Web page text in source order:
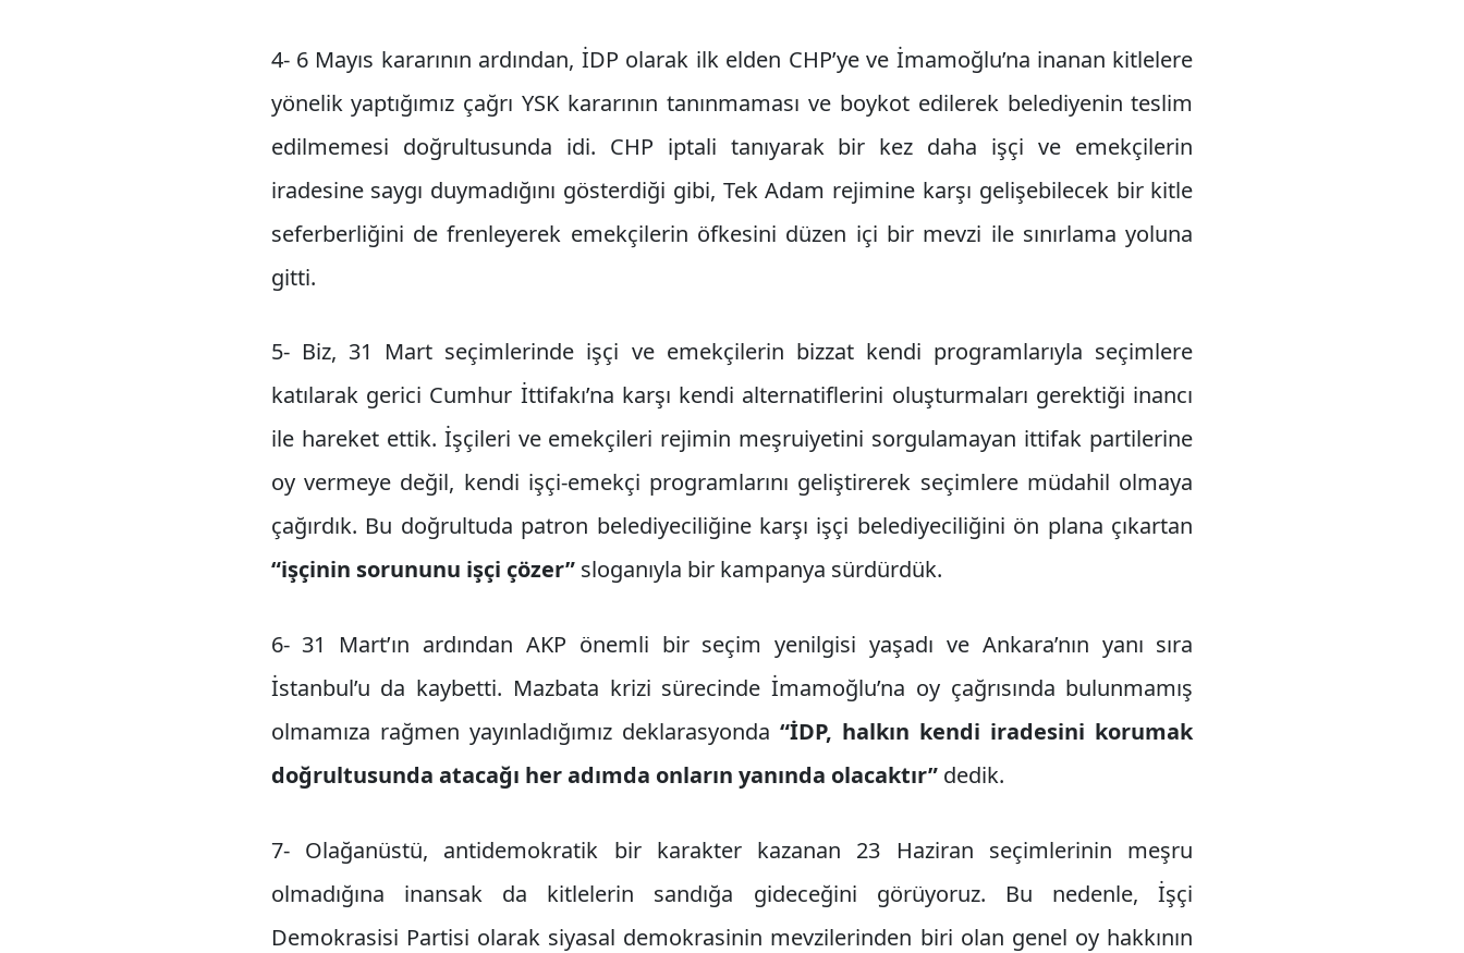
4- 6 Mayıs kararının ardından, İDP olarak ilk elden CHP’ye ve İmamoğlu’na inanan kitlelere
yönelik yaptığımız çağrı YSK kararının tanınmaması ve boykot edilerek belediyenin teslim
edilmemesi doğrultusunda idi. CHP iptali tanıyarak bir kez daha işçi ve emekçilerin
iradesine saygı duymadığını gösterdiği gibi, Tek Adam rejimine karşı gelişebilecek bir kitle
seferberliğini de frenleyerek emekçilerin öfkesini düzen içi bir mevzi ile sınırlama yoluna
gitti.
5- Biz, 31 Mart seçimlerinde işçi ve emekçilerin bizzat kendi programlarıyla seçimlere
katılarak gerici Cumhur İttifakı’na karşı kendi alternatiflerini oluşturmaları gerektiği inancı
ile hareket ettik. İşçileri ve emekçileri rejimin meşruiyetini sorgulamayan ittifak partilerine
oy vermeye değil, kendi işçi-emekçi programlarını geliştirerek seçimlere müdahil olmaya
çağırdık. Bu doğrultuda patron belediyeciliğine karşı işçi belediyeciliğini ön plana çıkartan
“işçinin sorununu işçi çözer” sloganıyla bir kampanya sürdürdük.
6- 31 Mart’ın ardından AKP önemli bir seçim yenilgisi yaşadı ve Ankara’nın yanı sıra
İstanbul’u da kaybetti. Mazbata krizi sürecinde İmamoğlu’na oy çağrısında bulunmamış
olmamıza rağmen yayınladığımız deklarasyonda “İDP, halkın kendi iradesini korumak
doğrultusunda atacağı her adımda onların yanında olacaktır” dedik.
7- Olağanüstü, antidemokratik bir karakter kazanan 23 Haziran seçimlerinin meşru
olmadığına inansak da kitlelerin sandığa gideceğini görüyoruz. Bu nedenle, İşçi
Demokrasisi Partisi olarak siyasal demokrasinin mevzilerinden biri olan genel oy hakkının